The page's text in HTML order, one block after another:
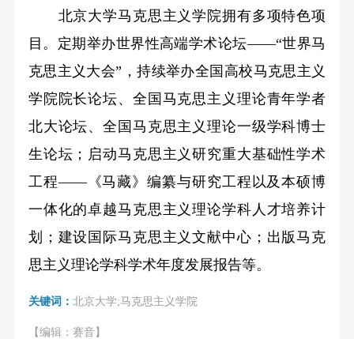
北京大学马克思主义学院拥有多项特色项
目。定期举办世界性高端学术论坛——“世界马
克思主义大会”，持续举办全国高校马克思主义
学院院长论坛、全国马克思主义理论青年学者
北大论坛、全国马克思主义理论一级学科博士
生论坛；启动马克思主义研究重大基础性学术
工程——《马藏》编纂与研究工程以及本硕博
一体化的卓越马克思主义理论学科人才培养计
划；建设国际马克思主义文献中心；出版马克
思主义理论学科学术年度发展报告等。
关键词： 北京大学;马克思主义学院
【编辑：赛音】